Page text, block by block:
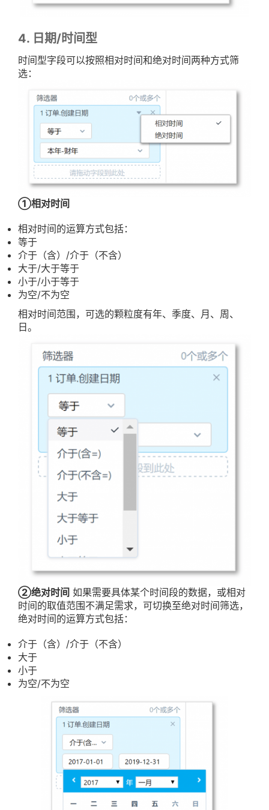
4. 日期/时间型
时间型字段可以按照相对时间和绝对时间两种方式筛
选：
①相对时间
相对时间的运算方式包括：
等于
介于（含）/介于（不含）
大于/大于等于
小于/小于等于
为空/不为空
相对时间范围，可选的颗粒度有年、季度、月、周、
日。
②绝对时间 如果需要具体某个时间段的数据，或相对
时间的取值范围不满足需求，可切换至绝对时间筛选，
绝对时间的运算方式包括：
介于（含）/介于（不含）
大于
小于
为空/不为空